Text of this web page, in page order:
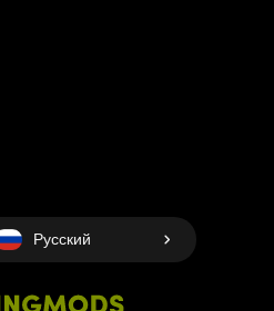
Русский